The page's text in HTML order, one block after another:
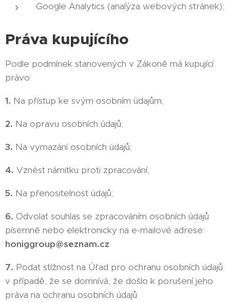
Google Analytics (analýza webových stránek);
Práva kupujícího
Podle podmínek stanovených v Zákoně má kupující
právo:
1. Na přístup ke svým osobním údajům;
2. Na opravu osobních údajů;
3. Na vymazání osobních údajů;
4. Vznést námitku proti zpracování;
5. Na přenositelnost údajů;
6. Odvolat souhlas se zpracováním osobních údajů
písemně nebo elektronicky na e-mailové adrese:
honiggroup@seznam.cz
7. Podat stížnost na Úřad pro ochranu osobních údajů
v případě, že se domnívá, že došlo k porušení jeho
práva na ochranu osobních údajů.